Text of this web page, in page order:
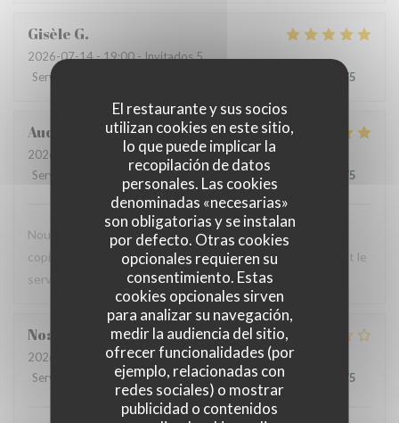
El restaurante y sus socios
utilizan cookies en este sitio,
lo que puede implicar la
recopilación de datos
personales. Las cookies
denominadas «necesarias»
son obligatorias y se instalan
por defecto. Otras cookies
opcionales requieren su
consentimiento. Estas
cookies opcionales sirven
para analizar su navegación,
medir la audiencia del sitio,
ofrecer funcionalidades (por
ejemplo, relacionadas con
redes sociales) o mostrar
publicidad o contenidos
Gisèle G
2026-07-14- 19:00 - Invitados 5
Servicio
/5
Audrey
2026-07-12
- 12:00 - Invitados 2
Servicio
Ambiente:4/5 Menú: 5 /5 Calidad / Precio /5
Nous avons testé le Sister's café pour un brunch entre
copines et n'avons pas été déçues : le menu est copieux et le
service très agréable.
Noah
2026-07-07
- 19:30 - Invitados 6
Servicio
Ambiente:4 /5 Menú:1/5 Calidad / Precio /5